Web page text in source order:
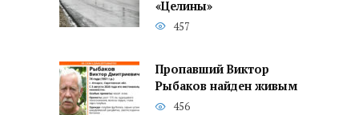
«Целины»
457
Пропавший Виктор
Рыбаков найден живым
456